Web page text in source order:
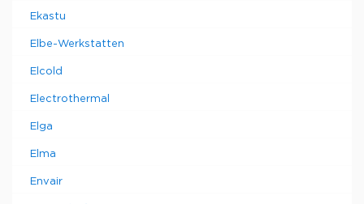
Ekastu
Elbe-Werkstatten
Elcold
Electrothermal
Elga
Elma
Envair